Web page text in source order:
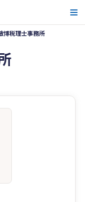
博税理士事務所